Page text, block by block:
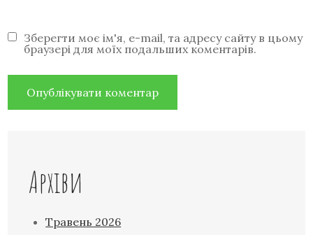
Зберегти моє ім'я, e-mail, та адресу сайту в цьому
браузері для моїх подальших коментарів.
Архіви
Травень 2026